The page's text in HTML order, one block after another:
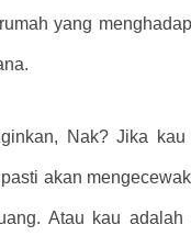
yang
Nak? Jika kau
akan
Atau kau adalah